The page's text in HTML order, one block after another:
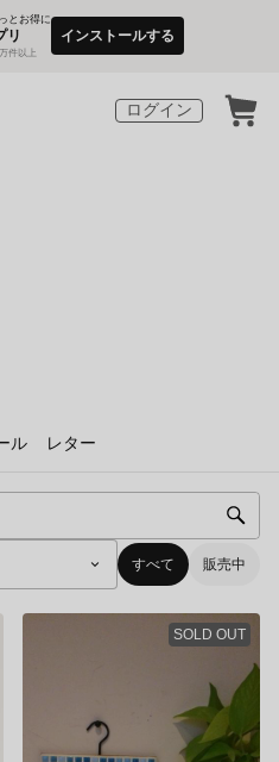
とお得に
リ
万件以上
インストールする
ログイン
ル レター
すべて 販売中
SOLD OUT